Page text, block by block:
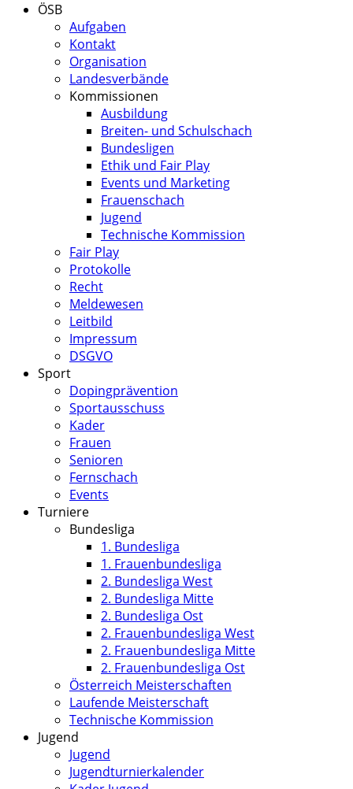
ÖSB
Aufgaben
Kontakt
Organisation
Landesverbände
Kommissionen
Ausbildung
Breiten- und Schulschach
Bundesligen
Ethik und Fair Play
Events und Marketing
Frauenschach
Jugend
Technische Kommission
Fair Play
Protokolle
Recht
Meldewesen
Leitbild
Impressum
DSGVO
Sport
Dopingprävention
Sportausschuss
Kader
Frauen
Senioren
Fernschach
Events
Turniere
Bundesliga
1. Bundesliga
1. Frauenbundesliga
2. Bundesliga West
2. Bundesliga Mitte
2. Bundesliga Ost
2. Frauenbundesliga West
2. Frauenbundesliga Mitte
2. Frauenbundesliga Ost
Österreich Meisterschaften
Laufende Meisterschaft
Technische Kommission
Jugend
Jugend
Jugendturnierkalender